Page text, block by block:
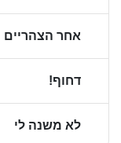
אחר הצהריים
דחוף!
לא משנה לי